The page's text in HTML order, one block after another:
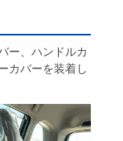
ー、ハンドルカ
カバーを装着し